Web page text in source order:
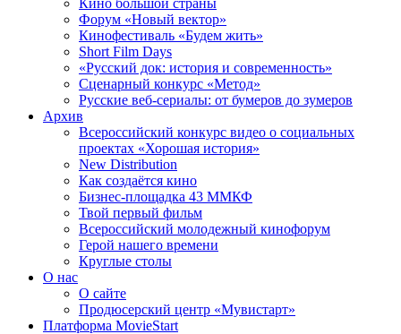
Кино большой страны
Форум «Новый вектор»
Кинофестиваль «Будем жить»
Short Film Days
«Русский док: история и современность»
Сценарный конкурс «Метод»
Русские веб-сериалы: от бумеров до зумеров
Архив
Всероссийский конкурс видео о социальных
проектах «Хорошая история»
New Distribution
Как создаётся кино
Бизнес-площадка 43 ММКФ
Твой первый фильм
Всероссийский молодежный кинофорум
Герой нашего времени
Круглые столы
О нас
О сайте
Продюсерский центр «Мувистарт»
Платформа MovieStart